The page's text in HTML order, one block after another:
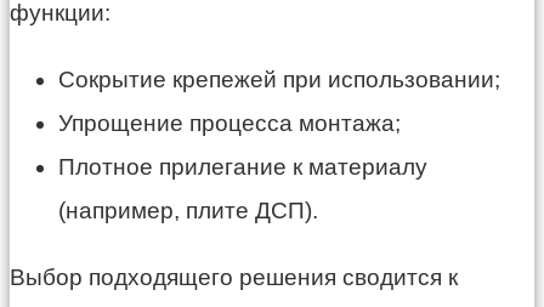
функции:
Сокрытие крепежей при использовании;
Упрощение процесса монтажа;
Плотное прилегание к материалу
(например, плите ДСП).
Выбор подходящего решения сводится к